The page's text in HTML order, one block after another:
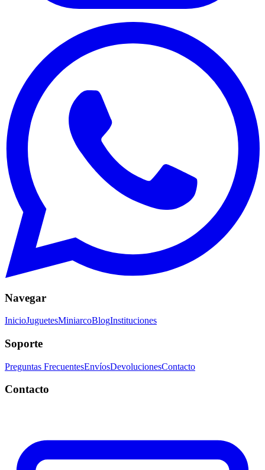
Navegar
InicioJuguetesMiniarcoBlogInstituciones
Soporte
Preguntas FrecuentesEnvíosDevolucionesContacto
Contacto